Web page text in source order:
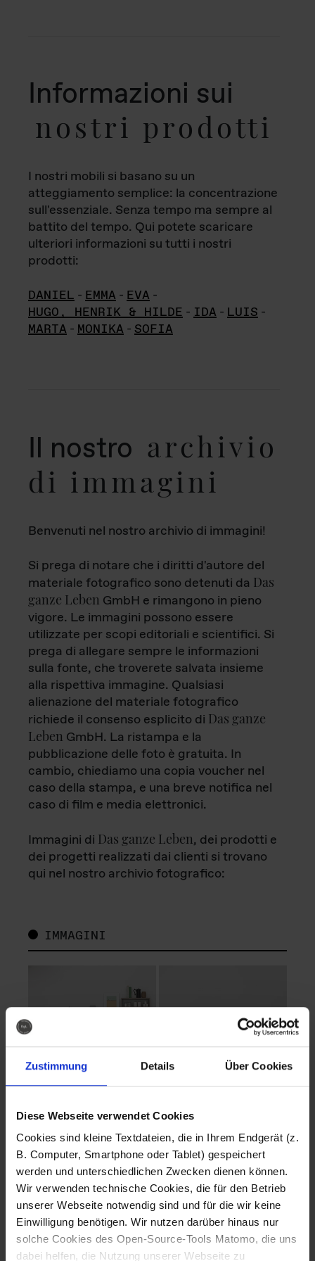
Zustimmung Details Über Cookies
Diese Webseite verwendet Cookies
Cookies sind kleine Textdateien, die in Ihrem Endgerät (z.
B. Computer, Smartphone oder Tablet) gespeichert
werden und unterschiedlichen Zwecken dienen können.
Wir verwenden technische Cookies, die für den Betrieb
unserer Webseite notwendig sind und für die wir keine
Einwilligung benötigen. Wir nutzen darüber hinaus nur
solche Cookies des Open-Source-Tools Matomo, die uns
dabei helfen, die Nutzung unserer Webseite zu
Informazioni sui
nostri prodotti
I nostri mobili si basano su un
atteggiamento semplice: la concentrazione
sull'essenziale. Senza tempo ma sempre al
battito del tempo. Qui potete scaricare
ulteriori informazioni su tutti i nostri
prodotti:
DANIEL - EMMA - EVA -
HUGO, HENRIK & HILDE - IDA - LUIS -
MARTA - MONIKA - SOFIA
Il nostro archivio
di immagini
Benvenuti nel nostro archivio di immagini!
Si prega di notare che i diritti d'autore del
materiale fotografico sono detenuti da Das
ganze Leben GmbH e rimangono in pieno
vigore. Le immagini possono essere
utilizzate per scopi editoriali e scientifici. Si
prega di allegare sempre le informazioni
sulla fonte, che troverete salvata insieme
alla rispettiva immagine. Qualsiasi
alienazione del materiale fotografico
richiede il consenso esplicito di Das ganze
Leben GmbH. La ristampa e la
pubblicazione delle foto è gratuita. In
cambio, chiediamo una copia voucher nel
caso della stampa, e una breve notifica nel
caso di film e media elettronici.
Immagini di Das ganze Leben, dei prodotti e
dei progetti realizzati dai clienti si trovano
qui nel nostro archivio fotografico:
IMMAGINI
Fotografo: Lorenz
Sternbach
Download
Fotografo: Lorenz
Sternbach
Download